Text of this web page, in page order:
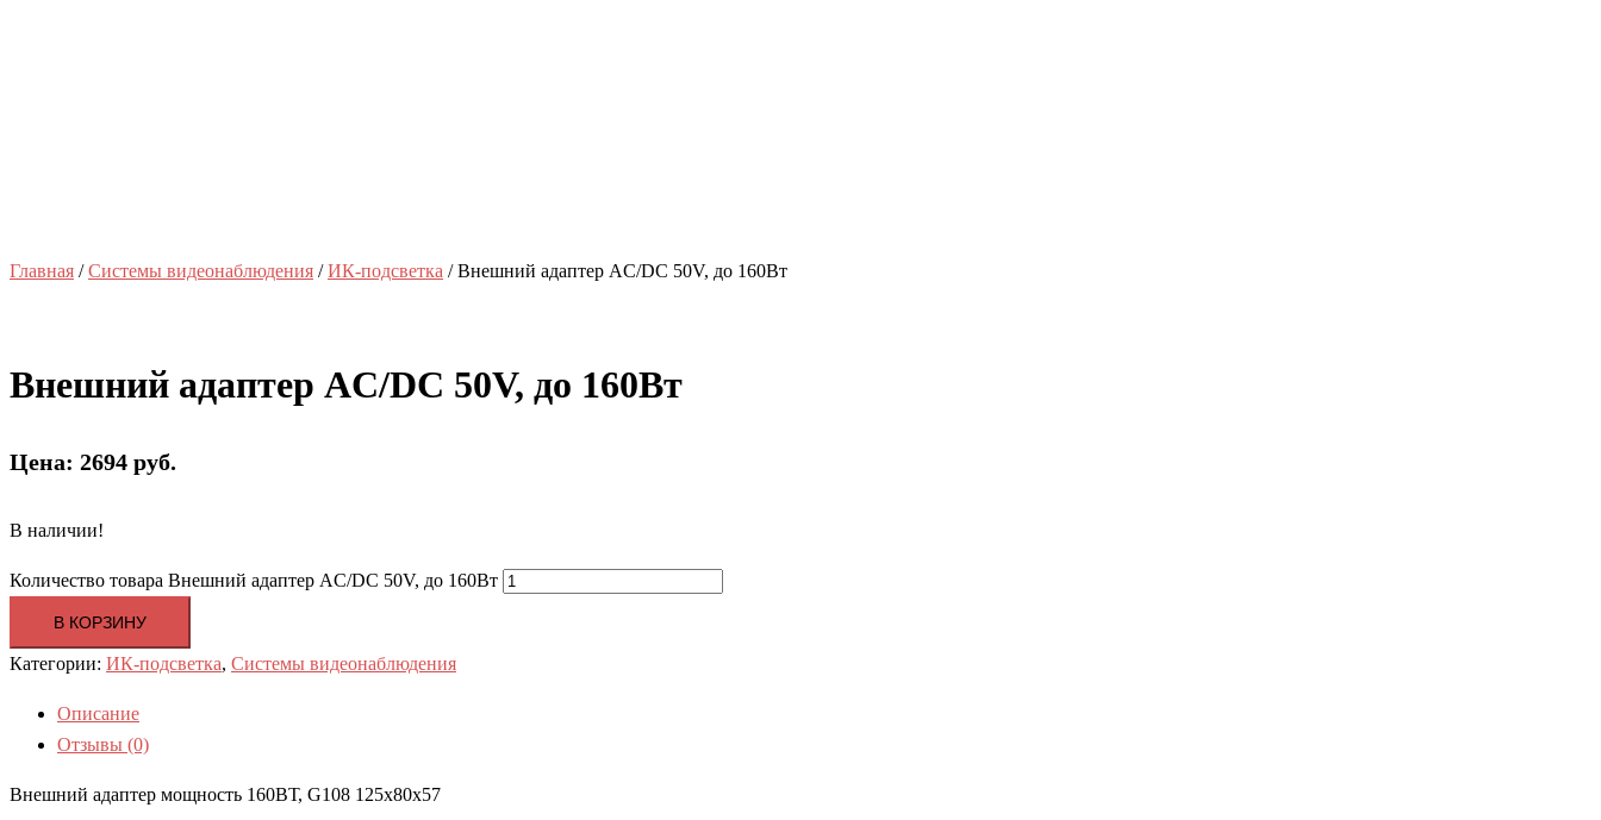
Главная /Системы видеонаблюдения /ИК-подсветка / Внешний адаптер AC/DC 50V, до 160Вт
Внешний адаптер AC/DC 50V, до 160Вт
Цена: 2694 руб.
В наличии!
Количество товара Внешний адаптер AC/DC 50V, до 160Вт
В КОРЗИНУ
Категории: ИК-подсветка, Системы видеонаблюдения
Описание
Отзывы (0)
Внешний адаптер мощность 160ВТ, G108 125х80х57